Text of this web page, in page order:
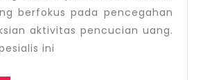
Spesialis
Pencucian
berfokus pada pencegahan
aktivitas pencucian uang.
ini